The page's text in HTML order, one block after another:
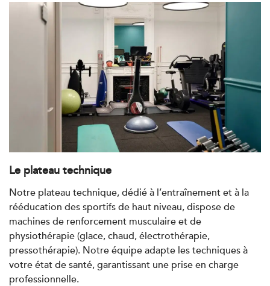
Le plateau technique
Notre plateau technique, dédié à l’entraînement et à la
rééducation des sportifs de haut niveau, dispose de
machines de renforcement musculaire et de
physiothérapie (glace, chaud, électrothérapie,
pressothérapie). Notre équipe adapte les techniques à
votre état de santé, garantissant une prise en charge
professionnelle.
Trouvez votre cabinet de
kinésithérapie IK
Besoin d’Imagerie Médicale à Antony ? IRM, scanner,
échographie, infiltrations, radiologie… Olympe Imagerie
vous reçoit dans des délais courts sur le Centre Olympe
Filtrer les cabinets avec balnéothérapie
IK Paris 16 – Trocadéro
Kinésithérapie